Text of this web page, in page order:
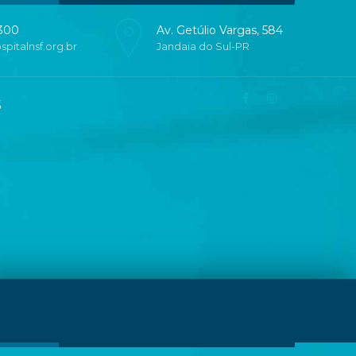
Av. Getúlio Vargas, 584
Jandaia do Sul-PR